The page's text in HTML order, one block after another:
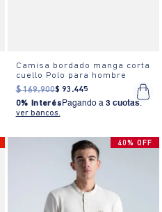
Camisa bordado manga corta
cuello Polo para hombre
$ 169.900$ 93 .445
0% Interés Pagando a 3 cuotas.
ver bancos.
40% OFF